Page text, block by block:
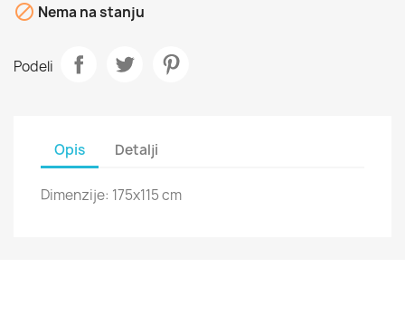
 Nema na stanju
Podeli
Opis Detalji
Dimenzije: 175x115 cm